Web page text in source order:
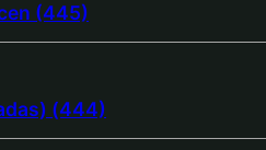
(445)
(444)